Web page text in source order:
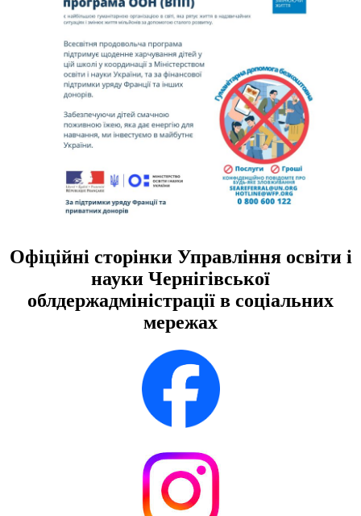
Офіційні сторінки Управління освіти і
науки Чернігівської
облдержадміністрації в соціальних
мережах